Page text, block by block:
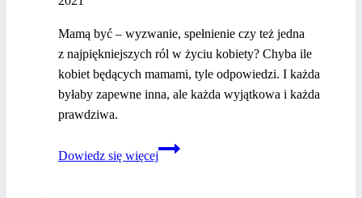
Mamą być – wyzwanie, spełnienie czy też jedna
z najpiękniejszych ról w życiu kobiety? Chyba ile
kobiet będących mamami, tyle odpowiedzi. I każda
byłaby zapewne inna, ale każda wyjątkowa i każda
prawdziwa.
Dowiedz się więcej
Jestem